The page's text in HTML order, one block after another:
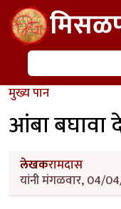
Skip to main content
शोध
मुख्य पान
आंबा बघावा
लेखकरामदास
यांनी मंगळवार, 04/